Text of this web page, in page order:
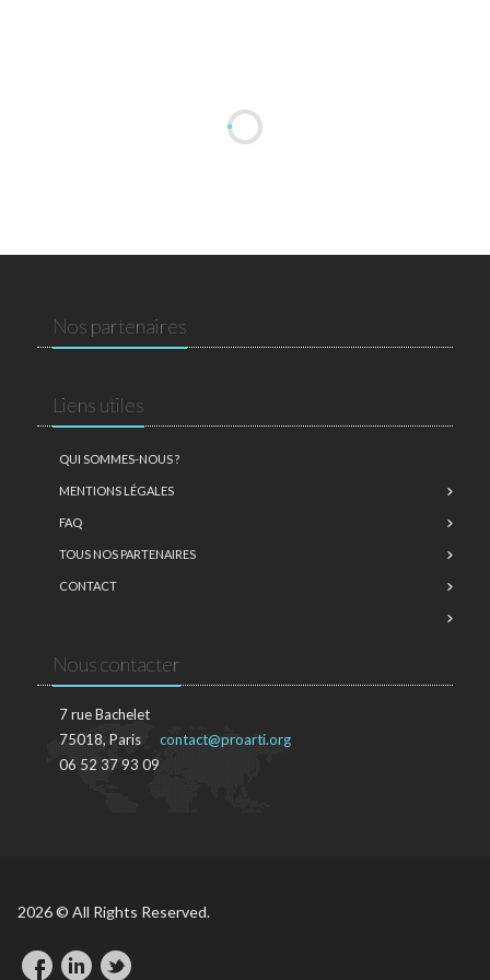
Nos partenaires
Liens utiles
QUI SOMMES-NOUS ?
MENTIONS LÉGALES
FAQ
TOUS NOS PARTENAIRES
CONTACT
Nous contacter
7 rue Bachelet
75018, Paris
06 52 37 93 09
contact@proarti.org
2026 © All Rights Reserved.